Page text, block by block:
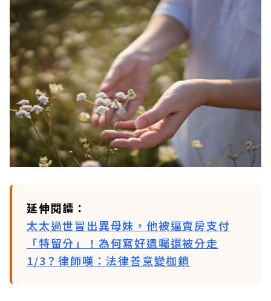
延伸閱讀：
太太過世冒出異母妹，他被逼賣房支付
「特留分」！為何寫好遺囑還被分走
1/3？律師嘆：法律善意變枷鎖